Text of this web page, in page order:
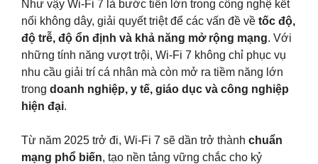
Như vậy Wi-Fi 7 là bước tiến lớn trong công nghệ kết
nối không dây, giải quyết triệt để các vấn đề về tốc độ,
độ trễ, độ ổn định và khả năng mở rộng mạng. Với
những tính năng vượt trội, Wi-Fi 7 không chỉ phục vụ
nhu cầu giải trí cá nhân mà còn mở ra tiềm năng lớn
trong doanh nghiệp, y tế, giáo dục và công nghiệp
hiện đại.
Từ năm 2025 trở đi, Wi-Fi 7 sẽ dần trở thành chuẩn
mạng phổ biến, tạo nền tảng vững chắc cho kỷ